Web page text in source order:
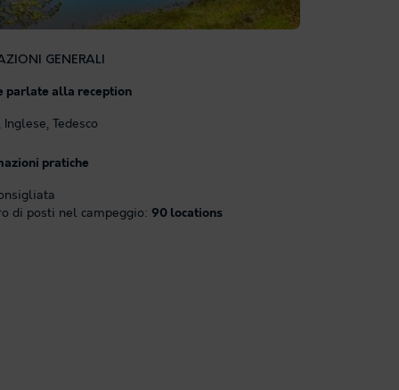
GENERALI
parlate alla reception
Inglese, Tedesco
pratiche
di posti nel campeggio:90 locations